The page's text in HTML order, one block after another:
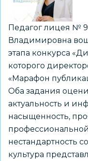
Педагог лицея №
Владимировна
этапа конкурса
которого
«Марафон
Оба задания
актуальность и
насыщенность,
нестандартность
культура